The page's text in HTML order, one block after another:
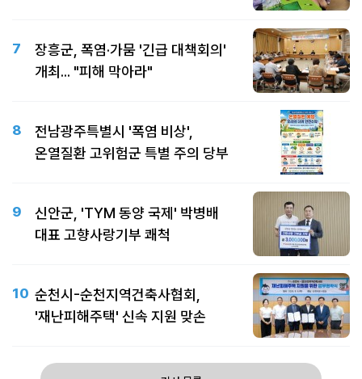
7
장흥군, 폭염·가뭄 '긴급 대책회의'
개최... "피해 막아라"
8
전남광주특별시 '폭염 비상',
온열질환 고위험군 특별 주의 당부
9
신안군, 'TYM 동양 국제' 박병배
대표 고향사랑기부 쾌척
10 순천시-순천지역건축사협회,
'재난피해주택' 신속 지원 맞손